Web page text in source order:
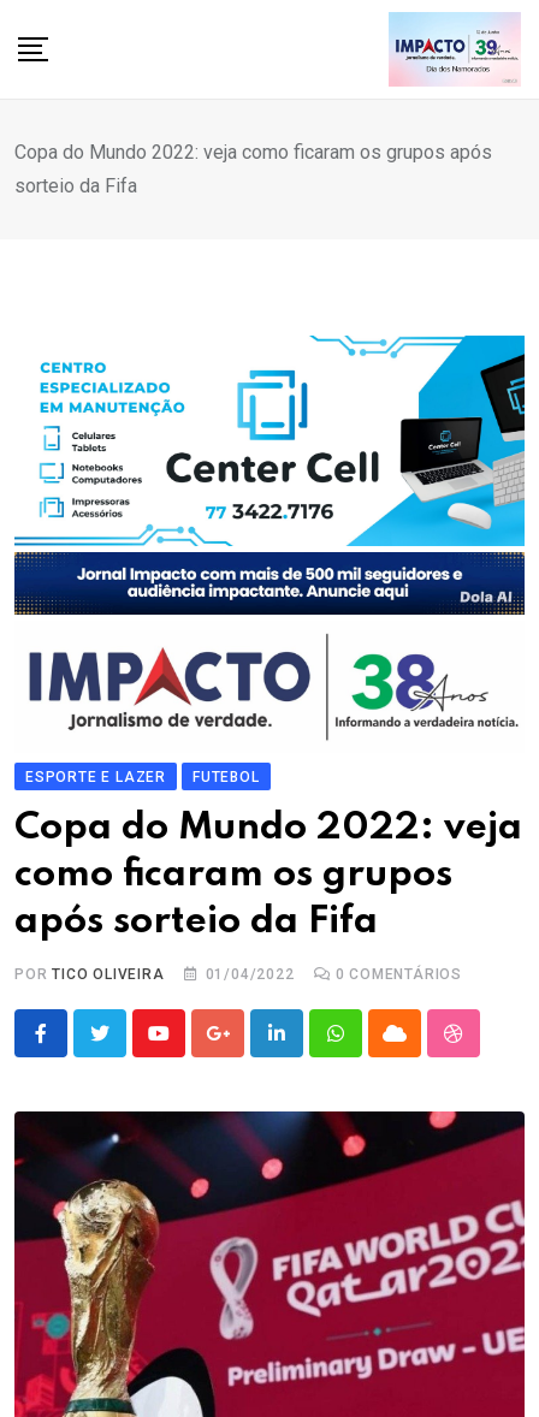
Copa do Mundo 2022: veja como ficaram os grupos após
sorteio da Fifa
ESPORTE E LAZER FUTEBOL
Copa do Mundo 2022: veja
como ficaram os grupos
após sorteio da Fifa
PORTICO OLIVEIRA 01/04/2022 0 COMENTÁRIOS
YoutubeGoogle+LinkedInWhatsappCloud